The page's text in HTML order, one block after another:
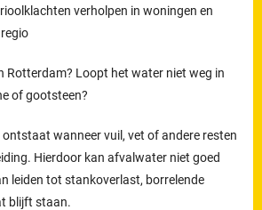
verholpen in woningen en
Rotterdam? Loopt het water niet weg in
of gootsteen?
wanneer vuil, vet of andere resten
Hierdoor kan afvalwater niet goed
leiden tot stankoverlast, borrelende
blijft staan.